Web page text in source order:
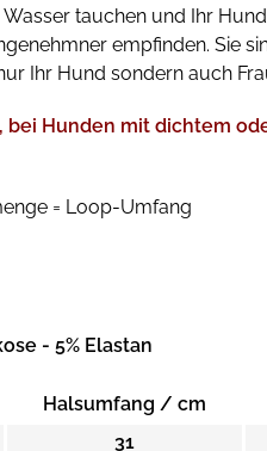
Wasser tauchen und Ihr
empfinden. Sie
Ihr Hund sondern auch
Hunden mit dichtem
= Loop-Umfang
- 5% Elastan
Halsumfang / cm
31